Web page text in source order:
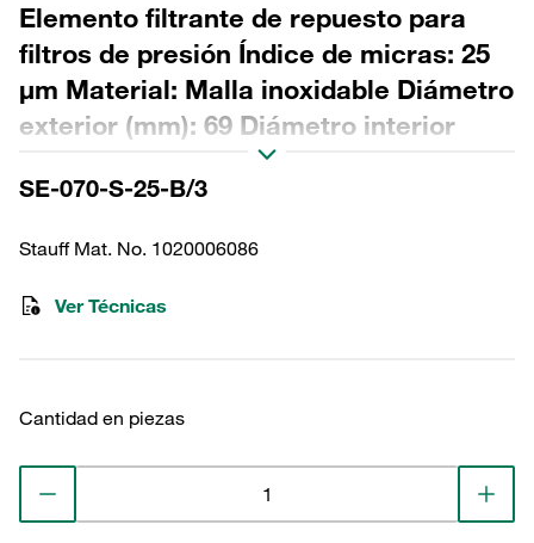
Elemento filtrante de repuesto para
filtros de presión Índice de micras: 25
µm Material: Malla inoxidable Diámetro
exterior (mm): 69 Diámetro interior
(mm): 34,2 Longitud (mm): 175 Sellado:
NBR, relación β >2
SE-070-S-25-B/3
Stauff Mat. No. 1020006086
Ver Técnicas
Cantidad en piezas